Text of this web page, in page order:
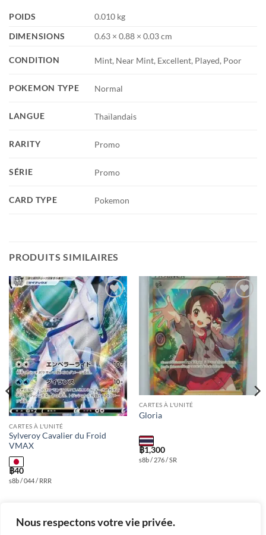
Nous respectons votre vie privée.
POIDS
0.010 kg
DIMENSIONS
0.63 × 0.88 × 0.03 cm
CONDITION Mint, Near Mint, Excellent, Played, Poor
POKEMON TYPE Normal
LANGUE Thaïlandais
RARITY Promo
SÉRIE Promo
CARD TYPE Pokemon
PRODUITS SIMILAIRES
Add to
wishlist
CARTES À L'UNITÉ
Sylveroy Cavalier du Froid
VMAX
฿40
s8b / 044 / RRR
Add to
wishlist
CARTES À L'UNITÉ
Gloria
฿1,300
s8b / 276 / SR